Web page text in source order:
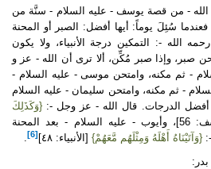
الله - من قصة يوسف - عليه السلام - سنَّة من
فعندما سُئِلَ يوماً: أيها أفضل: الصبر أو المحنة
الله -: التمكين درجة الأنبياء، ولا يكون
صبر، وإذا صبر مُكِّن، ألا ترى أن الله - عز و
- ثم مكنه، وامتحن موسى - عليه السلام -
- ثم مكنه، وامتحن سليمان - عليه السلام
أفضل الدرجات. قال الله - عز وجل -: {وَكَذَلِكَ
[يوسف: 56]، وأيوب - عليه السلام - بعد المحنة
: {وَآتَيْنَاهُ أَهْلَهُ وَمِثْلَهُم مَّعَهُمْ} [الأنبياء: ٤٨] [6]
.